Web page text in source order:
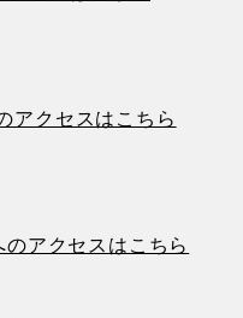
アクセスはこちら
アクセスはこちら